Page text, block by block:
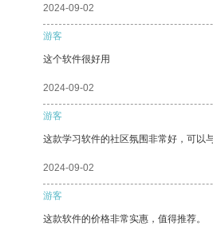
2024-09-02
游客
这个软件很好用
2024-09-02
游客
这款学习软件的社区氛围非常好，可以
2024-09-02
游客
这款软件的价格非常实惠，值得推荐。